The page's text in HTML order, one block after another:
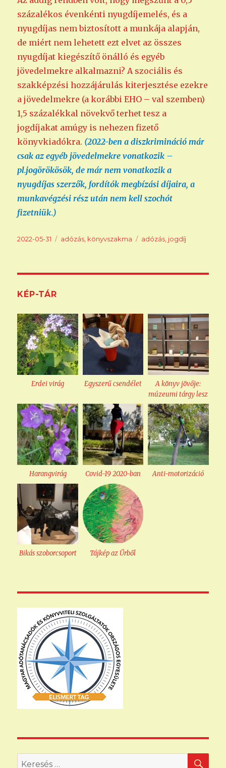
százalékos évenkénti nyugdíjemelés, és a
nyugdíjas nem biztosított a munkája alapján,
de miért nem lehetett ezt elvet az összes
nyugdíjat kiegészítő önálló és egyéb
jövedelmekre alkalmazni? A szociális és
szakképzési hozzájárulás kiterjesztése ezekre
a jövedelmekre (a korábbi EHO – val szemben)
1,5 százalékkal növekvő terhet tesz a
jogdíjakat amúgy is nehezen fizető
könyvkiadókra. (2022-ben a diszkrimináció már
csak az egyéb jövedelmekre vonatkozik –
pl.jogörökösök, de már nem vonatkozik a
nyugdíjas szerzők, fordítók megbízási díjaira, a
munkavégzési rész után nem kell szochót
fizetniük.)
Közzétéve
2022-05-31 Kategória
adózás könyvszakma Címke
adózás jogdíj
KÉP-TÁR
Erdei virág Egyszerű csendélet
A könyv jövője:
múzeumi tárgy lesz
Harangvirág Covid-19 2020-ban Anti-motorizáció
Bikás szoborcsoport Tájkép az Űrből
Keresés